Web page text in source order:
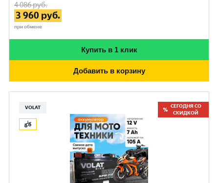
4 086руб.
3 960 руб.
при обмене
Купить в 1 клик
Добавить в корзину
VOLAT
СЕГОДНЯ СО
СКИДКОЙ